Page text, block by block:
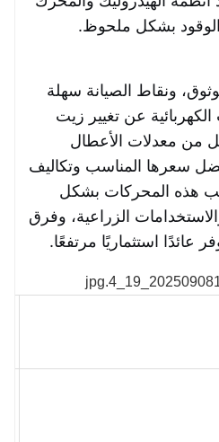
بشكل ملحوظ.
ونقاط الصيانة سهلة
عن تغيير زيت
من معدلات الأعطال
سعرها المناسب وتكاليف
هذه المحركات بشكل
الزراعية، وفرق
عائدًا استثماريًا مرتفعًا.